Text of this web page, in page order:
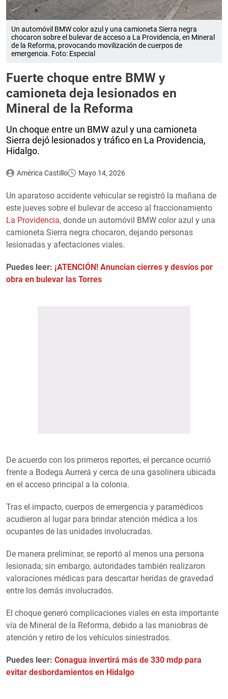
Un automóvil BMW color azul y una camioneta Sierra negra
chocaron sobre el bulevar de acceso a La Providencia, en Mineral
de la Reforma, provocando movilización de cuerpos de
emergencia. Foto: Especial
Fuerte choque entre BMW y
camioneta deja lesionados en
Mineral de la Reforma
Un choque entre un BMW azul y una camioneta
Sierra dejó lesionados y tráfico en La Providencia,
Hidalgo.
América Castillo Mayo 14, 2026
Un aparatoso accidente vehicular se registró la mañana de
este jueves sobre el bulevar de acceso al fraccionamiento
La Providencia, donde un automóvil BMW color azul y una
camioneta Sierra negra chocaron, dejando personas
lesionadas y afectaciones viales.
Puedes leer: ¡ATENCIÓN! Anuncian cierres y desvíos por
obra en bulevar las Torres
De acuerdo con los primeros reportes, el percance ocurrió
frente a Bodega Aurrerá y cerca de una gasolinera ubicada
en el acceso principal a la colonia.
Tras el impacto, cuerpos de emergencia y paramédicos
acudieron al lugar para brindar atención médica a los
ocupantes de las unidades involucradas.
De manera preliminar, se reportó al menos una persona
lesionada; sin embargo, autoridades también realizaron
valoraciones médicas para descartar heridas de gravedad
entre los demás involucrados.
El choque generó complicaciones viales en esta importante
vía de Mineral de la Reforma, debido a las maniobras de
atención y retiro de los vehículos siniestrados.
Puedes leer: Conagua invertirá más de 330 mdp para
evitar desbordamientos en Hidalgo